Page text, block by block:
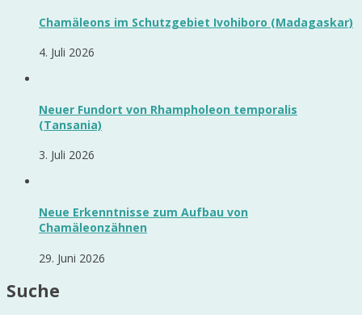
Chamäleons im Schutzgebiet Ivohiboro (Madagaskar)
4. Juli 2026
Neuer Fundort von Rhampholeon temporalis
(Tansania)
3. Juli 2026
Neue Erkenntnisse zum Aufbau von
Chamäleonzähnen
29. Juni 2026
Suche